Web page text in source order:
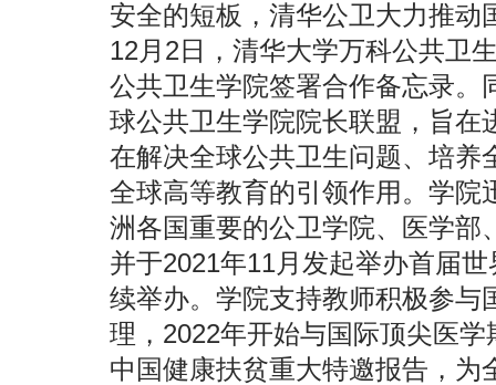
安全的短板，清华公卫大力推动
12月2日，清华大学万科公共卫
公共卫生学院签署合作备忘录。
球公共卫生学院院长联盟，旨在
在解决全球公共卫生问题、培养
全球高等教育的引领作用。学院
洲各国重要的公卫学院、医学部
并于2021年11月发起举办首届
续举办。学院支持教师积极参与
理，2022年开始与国际顶尖医
中国健康扶贫重大特邀报告，为